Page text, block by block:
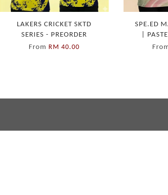
LAKERS CRICKET SKTD
SERIES - PREORDER
From
RM 40.00
SPE.ED
|